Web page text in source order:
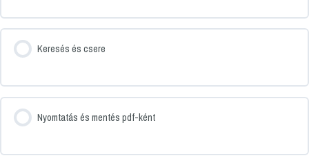
Keresés és csere
Nyomtatás és mentés pdf-ként